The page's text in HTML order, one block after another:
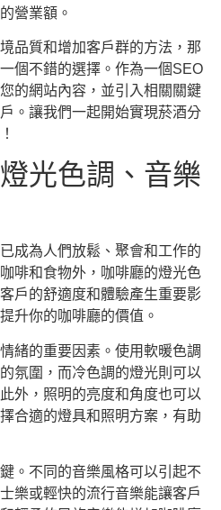
營業額。
品質和增加客戶群的方法，那
個不錯的選擇。作為一個SEO
的網站內容，並引入相關關鍵
。讓我們一起開始實現菸酒分
光色調、音樂
成為人們放鬆、聚會和工作的
啡和食物外，咖啡廳的燈光色
戶的舒適度和體驗產生重要影
升你的咖啡廳的價值。
緒的重要因素。使用軟暖色調
氛圍，而冷色調的燈光則可以
外，照明的亮度和角度也可以
合適的燈具和照明方案，有助
。不同的音樂風格可以引起不
樂或輕快的流行音樂能讓客戶